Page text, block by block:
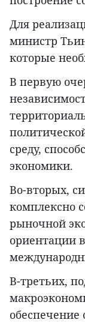
Для
министр
которые
В первую
среду,
экономики.
Во-вторых,
комплексно
рыночной
ориентации
В-третьих,
обеспечение